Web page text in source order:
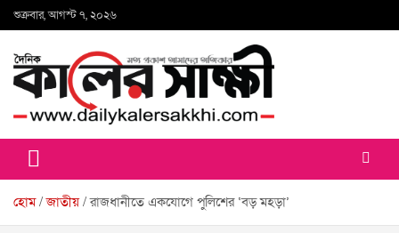
Skip
to
শুক্রবার, আগস্ট ৭, ২০২৬
কালের সাক্ষী
হোম জাতীয় রাজধানীতে একযোগে পুলিশের ‘বড় মহড়া’